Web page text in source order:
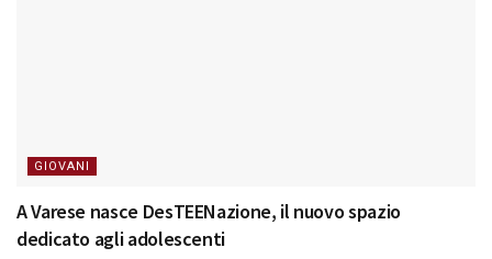
GIOVANI
A Varese nasce DesTEENazione, il nuovo spazio
dedicato agli adolescenti